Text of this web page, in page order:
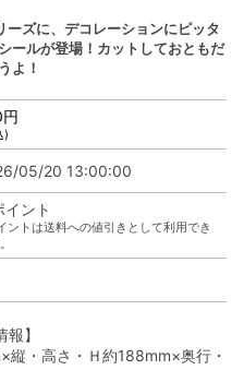
ズに、デコレーションにピッタ
ールが登場！カットしておともだ
よ！
)
05/20 13:00:00
イント
ントは送料への値引きとして利用でき
】
縦・高さ・Ｈ約188mm×奥行・